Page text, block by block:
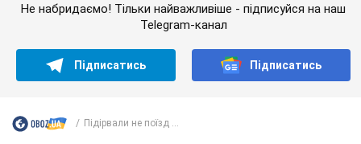
Не набридаємо! Тільки найважливіше - підписуйся на наш
Telegram-канал
Підписатись Підписатись
Підірвали не поїзд ...